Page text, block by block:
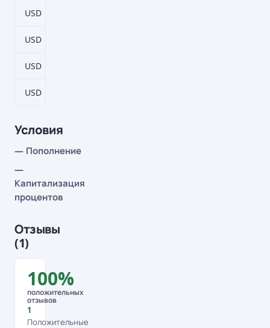
USD
USD
USD
USD
Условия
— Пополнение
—
Капитализация
процентов
Отзывы
(1)
100%
положительных
отзывов
1
Положительные